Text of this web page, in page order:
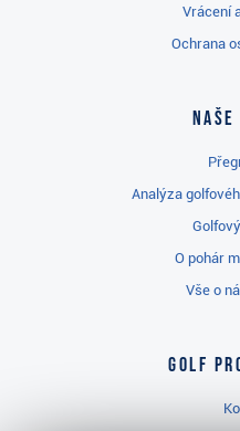
Vrácení
Ochrana
Analýza
O pohár
Vše o
Golf